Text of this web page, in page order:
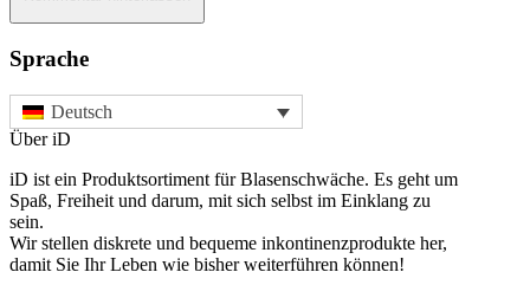
Sprache
Deutsch
Über iD
iD ist ein Produktsortiment für Blasenschwäche. Es geht um
Spaß, Freiheit und darum, mit sich selbst im Einklang zu
sein.
Wir stellen diskrete und bequeme inkontinenzprodukte her,
damit Sie Ihr Leben wie bisher weiterführen können!